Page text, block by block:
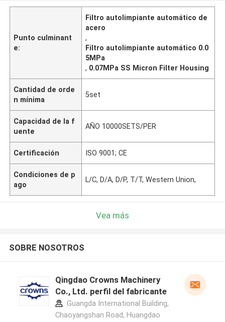
Punto culminant
e:
Filtro autolimpiante automático de
acero
,
Filtro autolimpiante automático 0.0
5MPa
, 0.07MPa SS Micron Filter Housing
Cantidad de orde
n mínima
5set
Capacidad de la f
uente
AÑO 10000SETS/PER
Certificación ISO 9001; CE
Condiciones de p
ago
L/C, D/A, D/P, T/T, Western Union,
Vea más
SOBRE NOSOTROS
Qingdao Crowns Machinery
Co., Ltd. perfil del fabricante
Guangda International Building,
Chaoyangshan Road, Huangdao